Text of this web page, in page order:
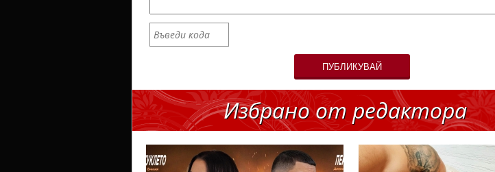
ПУБЛИКУВАЙ
Избрано от редактора